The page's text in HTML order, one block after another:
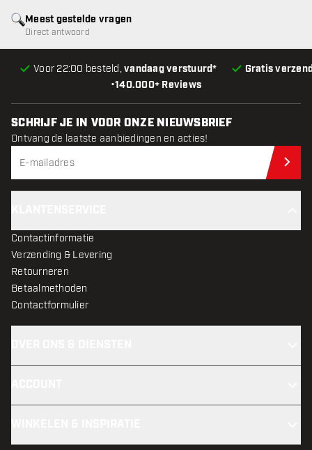
•140.000+ Reviews
Voor 22:00 besteld,vandaag verstuurd* Gratis
Meest gestelde vragen
Direct antwoord
SCHRIJF JE IN VOOR ONZE NIEUWSBRIEF
Ontvang de laatste aanbiedingen en acties!
Contactinformatie
Verzending & Levering
Retourneren
Betaalmethoden
Contactformulier